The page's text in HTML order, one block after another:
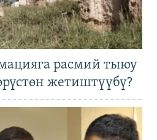
расмий тыюу
жетиштүүбү?